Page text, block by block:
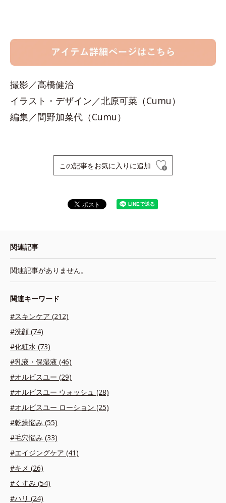
撮影／高橋健治
イラスト・デザイン／北原可菜（Cumu）
編集／間野加菜代（Cumu）
この記事をお気に入りに追加
関連記事
関連記事がありません。
関連キーワード
#スキンケア (212)
#洗顔 (74)
#化粧水 (73)
#乳液・保湿液 (46)
#オルビスユー (29)
#オルビスユー ウォッシュ (28)
#オルビスユー ローション (25)
#乾燥悩み (55)
#毛穴悩み (33)
#エイジングケア (41)
#キメ (26)
#くすみ (54)
#ハリ (24)